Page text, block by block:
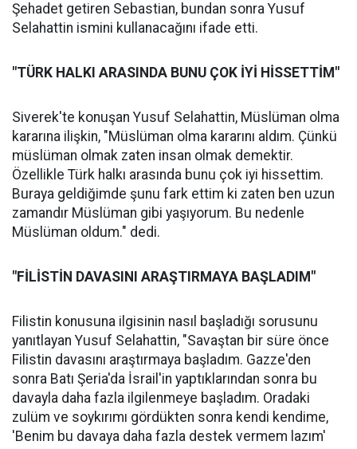
Şehadet getiren Sebastian, bundan sonra Yusuf
Selahattin ismini kullanacağını ifade etti.
"TÜRK HALKI ARASINDA BUNU ÇOK İYİ HİSSETTİM"
Siverek'te konuşan Yusuf Selahattin, Müslüman olma
kararına ilişkin, "Müslüman olma kararını aldım. Çünkü
müslüman olmak zaten insan olmak demektir.
Özellikle Türk halkı arasında bunu çok iyi hissettim.
Buraya geldiğimde şunu fark ettim ki zaten ben uzun
zamandır Müslüman gibi yaşıyorum. Bu nedenle
Müslüman oldum." dedi.
"FİLİSTİN DAVASINI ARAŞTIRMAYA BAŞLADIM"
Filistin konusuna ilgisinin nasıl başladığı sorusunu
yanıtlayan Yusuf Selahattin, "Savaştan bir süre önce
Filistin davasını araştırmaya başladım. Gazze'den
sonra Batı Şeria'da İsrail'in yaptıklarından sonra bu
davayla daha fazla ilgilenmeye başladım. Oradaki
zulüm ve soykırımı gördükten sonra kendi kendime,
'Benim bu davaya daha fazla destek vermem lazım'